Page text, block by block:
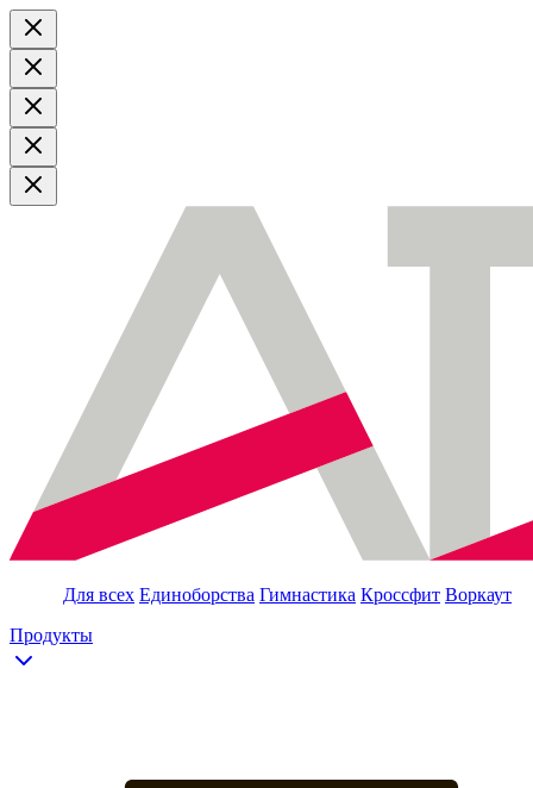
Для всех Единоборства Гимнастика Кроссфит Воркаут
Продукты